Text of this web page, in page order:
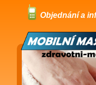
Objednání a